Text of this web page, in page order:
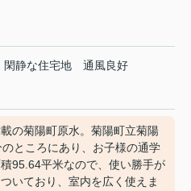
閑静な住宅地 通風良好
の菊陽町原水。菊陽町立菊陽
ところにあり、お子様の通学
95.64平米なので、使い勝手が
いており、室内を広く使えま